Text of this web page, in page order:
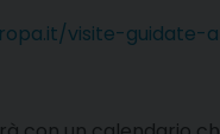
visite-